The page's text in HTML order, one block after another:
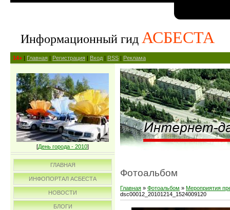
Информационный гид АСБЕСТА
14+ | Главная | Регистрация | Вход | RSS | Реклама
[День города - 2010]
ГЛАВНАЯ
ИНФОПОРТАЛ АСБЕСТА
НОВОСТИ
БЛОГИ
Фотоальбом
Главная » Фотоальбом » Мероприятия
dsc00012_20101214_1524009120